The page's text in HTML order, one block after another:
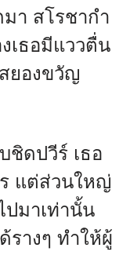
มา สโรชากำ
เธอมีแววตื่น
ยองขวัญ
ชิดปวีร์ เธอ
ร แต่ส่วนใหญ่
ปมาเท่านั้น
รางๆ ทำให้ผู้